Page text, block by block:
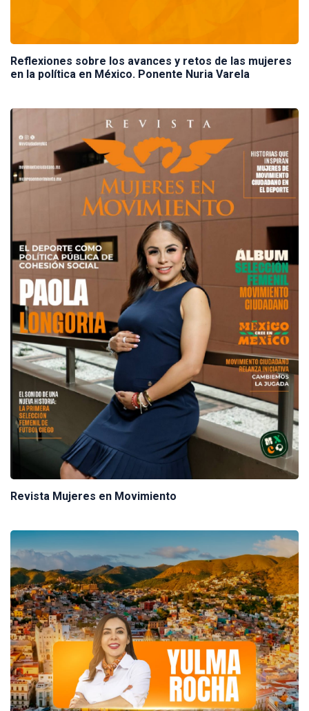
Reflexiones sobre los avances y retos de las mujeres
en la política en México. Ponente Nuria Varela
Revista Mujeres en Movimiento